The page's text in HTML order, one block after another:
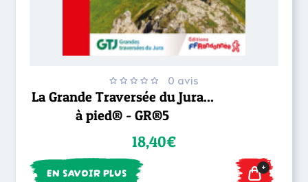
0 avis
La Grande Traversée du Jura...
à pied® - GR®5
18,40€
EN SAVOIR PLUS +